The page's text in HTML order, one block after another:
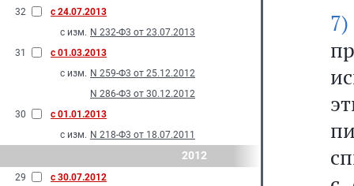
32
с 24.07.2013
с изм. N 232-Ф3 от 23.07.2013
31
с 01.03.2013
с изм. N 259-Ф3 от 25.12.2012
N 286-Ф3 от 30.12.2012
30
с 01.01.2013
с изм. N 218-Ф3 от 18.07.2011
2012
29
с 30.07.2012
7)